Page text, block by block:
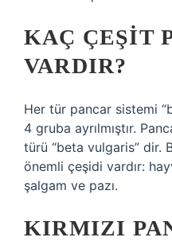
KAÇ ÇEŞIT
VARDIR?
Her tür pancar sistemi
4 gruba ayrılmıştır.
türü “beta vulgaris” dir.
önemli çeşidi vardır:
şalgam ve pazı.
KIRMIZI